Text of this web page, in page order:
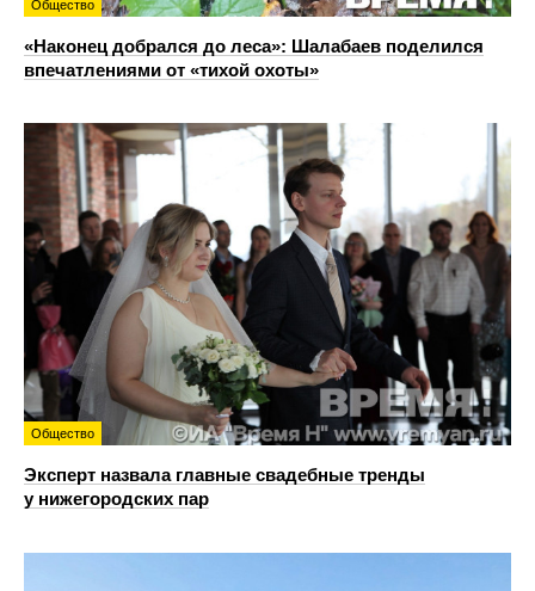
Общество
«Наконец добрался до леса»: Шалабаев поделился
впечатлениями от «тихой охоты»
Общество
Эксперт назвала главные свадебные тренды
у нижегородских пар